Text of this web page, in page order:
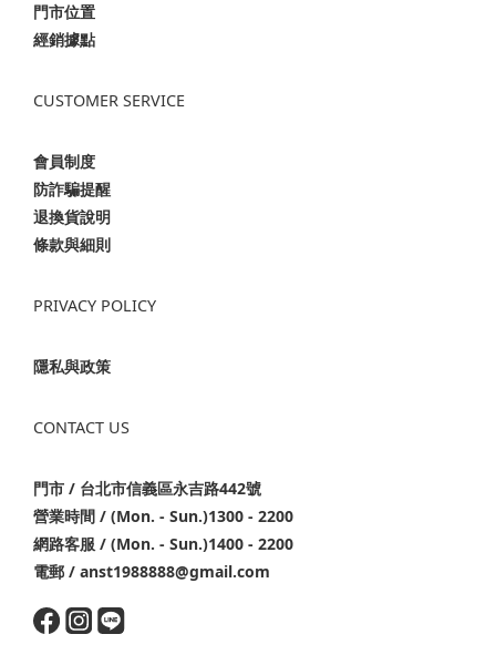
門市位置
經銷據點
CUSTOMER SERVICE
會員制度
防詐騙提醒
退換貨說明
條款與細則
PRIVACY POLICY
隱私與政策
CONTACT US
門市 / 台北市信義區永吉路442號
營業時間 / (Mon. - Sun.)1300 - 2200
網路客服 / (Mon. - Sun.)1400 - 2200
電郵 / anst1988888@gmail.com